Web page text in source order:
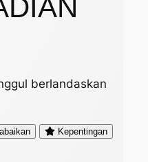
berlandaskan
Kepentingan